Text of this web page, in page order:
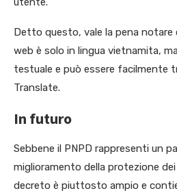
Detto questo, vale la pena
web è solo in lingua vietnamita,
testuale e può essere facilmente
Translate.
In futuro
Sebbene il PNPD rappresenti un
miglioramento della protezione
decreto è piuttosto ampio e